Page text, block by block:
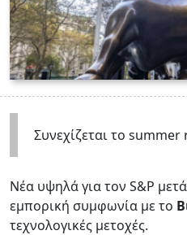
Συνεχίζεται το summer
Nέα υψηλά για τον S&P
εμπορική συμφωνία με το
τεχνολογικές μετοχές.